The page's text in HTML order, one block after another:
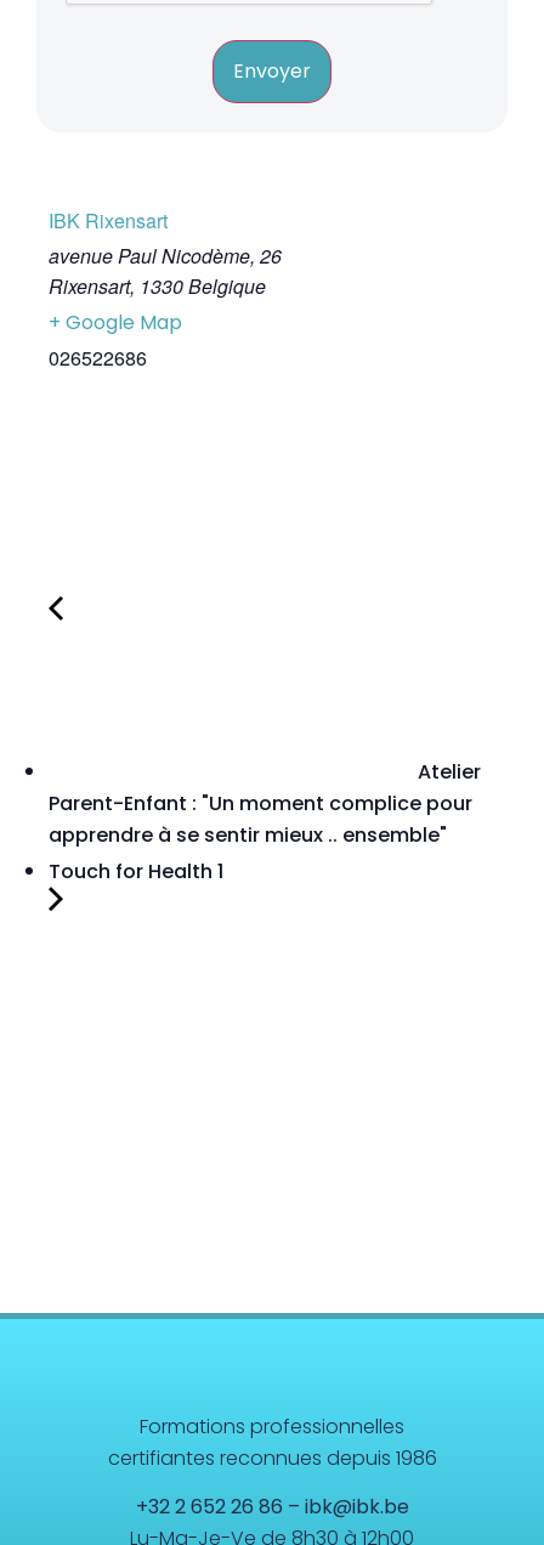
Envoyer
IBK Rixensart
avenue Paul Nicodème, 26
Rixensart, 1330Belgique
+ Google Map
026522686
Atelier
Parent-Enfant : "Un moment complice pour
apprendre à se sentir mieux .. ensemble"
Touch for Health 1
Formations professionnelles
certifiantes reconnues depuis 1986
+32 2 652 26 86 – ibk@ibk.be
Lu-Ma-Je-Ve de 8h30 à 12h00